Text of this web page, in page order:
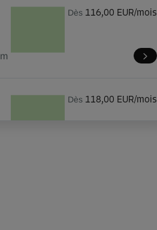
m
Dès 116,00 EUR/mois
Dès 118,00 EUR/mois